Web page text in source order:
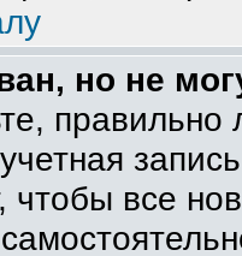
но не
все